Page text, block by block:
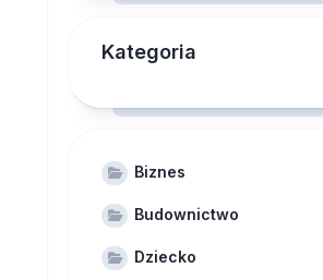
Kategoria
Biznes
Budownictwo
Dziecko